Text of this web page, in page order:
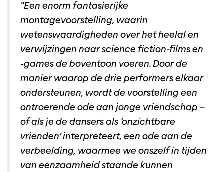
"Een enorm fantasierijke
montagevoorstelling, waarin
wetenswaardigheden over het heelal en
verwijzingen naar science fiction-films en
-games de boventoon voeren. Door de
manier waarop de drie performers elkaar
ondersteunen, wordt de voorstelling een
ontroerende ode aan jonge vriendschap –
of als je de dansers als ‘onzichtbare
vrienden’ interpreteert, een ode aan de
verbeelding, waarmee we onszelf in tijden
van eenzaamheid staande kunnen